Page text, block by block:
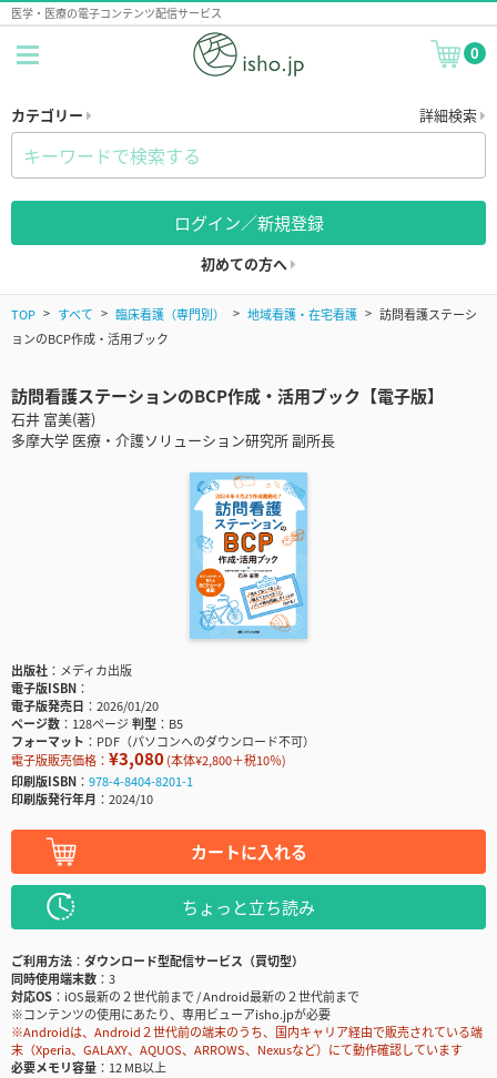
医学・医療の電子コンテンツ配信サービス
0
カテゴリー 詳細検索
ログイン／新規登録
初めての方へ
TOP すべて 臨床看護（専門別） 地域看護・在宅看護
訪問看護ステーシ
ョンのBCP作成・活用ブック
訪問看護ステーションのBCP作成・活用ブック【電子版】
石井 富美(著)
多摩大学 医療・介護ソリューション研究所 副所長
出版社
メディカ出版
電子版ISBN
電子版発売日
2026/01/20
ページ数
128ページ判型
B5
フォーマット
PDF（パソコンへのダウンロード不可）
電子版販売価格： ¥3,080(本体¥2,800＋税10％)
印刷版ISBN
978-4-8404-8201-1
印刷版発行年月
2024/10
カートに入れる
ちょっと立ち読み
ご利用方法
ダウンロード型配信サービス（買切型）
同時使用端末数
3
対応OS
iOS最新の２世代前まで / Android最新の２世代前まで
※コンテンツの使用にあたり、専用ビューアisho.jpが必要
※Androidは、Android２世代前の端末のうち、国内キャリア経由で販売されている端
末（Xperia、GALAXY、AQUOS、ARROWS、Nexusなど）にて動作確認しています
必要メモリ容量
12 MB以上